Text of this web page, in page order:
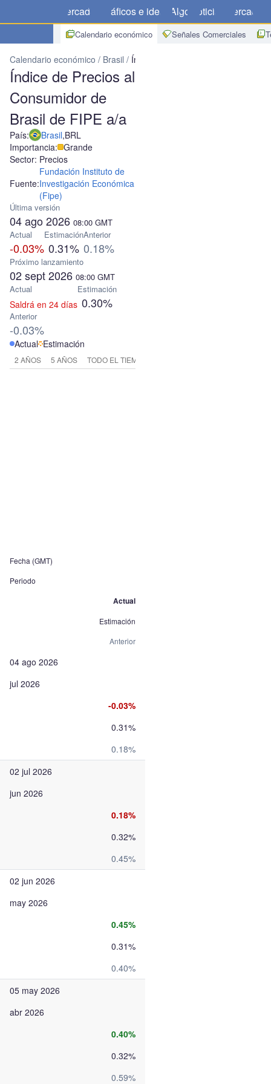
Mercados Gráficos e ideas Algo Noticias Mercado
Calendario económico Señales Comerciales
Calendario económico Brasil Índice de Precios al Consumidor de
Índice de Precios al
Consumidor de
Brasil de FIPE a/a
País: Brasil,BRL
Importancia: Grande
Sector: Precios
Fuente:
Fundación Instituto de
Investigación Económica
(Fipe)
Última versión
04 ago 2026 08:00 GMT
Actual
-0.03%
Estimación
0.31%
Anterior
0.18%
Próximo lanzamiento
02 sept 2026 08:00 GMT
Actual
Saldrá en 24 días
Estimación
0.30%
Anterior
-0.03%
Actual Estimación
2 AÑOS 5 AÑOS TODO EL TIEMPO
Fecha (GMT)
Periodo
Actual
Estimación
Anterior
04 ago 2026
jul 2026
-0.03%
0.31%
0.18%
02 jul 2026
jun 2026
0.18%
0.32%
0.45%
02 jun 2026
may 2026
0.45%
0.31%
0.40%
05 may 2026
abr 2026
0.40%
0.32%
0.59%